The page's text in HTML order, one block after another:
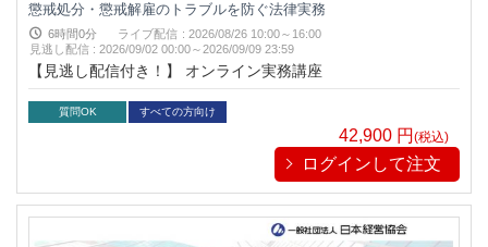
懲戒処分・懲戒解雇のトラブルを防ぐ法律実務
6時間0分 ライブ配信 : 2026/08/26 10:00～16:00
見逃し配信 :2026/09/02 00:00～2026/09/09 23:59
【見逃し配信付き！】 オンライン実務講座
質問OK すべての方向け
42,900 円(税込)
ログインして注文